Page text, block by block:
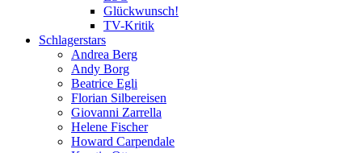
Glückwunsch!
TV-Kritik
Schlagerstars
Andrea Berg
Andy Borg
Beatrice Egli
Florian Silbereisen
Giovanni Zarrella
Helene Fischer
Howard Carpendale